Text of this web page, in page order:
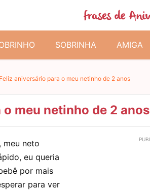
SOBRINHA AMIGA
Feliz aniversário para o meu netinho de 2 anos
meu netinho de 2 anos
meu neto
eu queria
por mais
para ver